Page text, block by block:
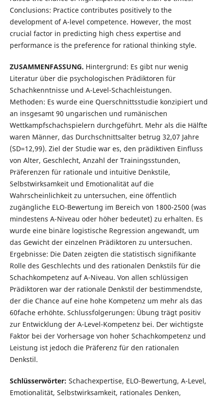
Conclusions: Practice contributes positively to the
development of A-level competence. However, the most
crucial factor in predicting high chess expertise and
performance is the preference for rational thinking style.
ZUSAMMENFASSUNG. Hintergrund: Es gibt nur wenig
Literatur über die psychologischen Prädiktoren für
Schachkenntnisse und A-Level-Schachleistungen.
Methoden: Es wurde eine Querschnittsstudie konzipiert und
an insgesamt 90 ungarischen und rumänischen
Wettkampfschachspielern durchgeführt. Mehr als die Hälfte
waren Männer, das Durchschnittsalter betrug 32,07 Jahre
(SD=12,99). Ziel der Studie war es, den prädiktiven Einfluss
von Alter, Geschlecht, Anzahl der Trainingsstunden,
Präferenzen für rationale und intuitive Denkstile,
Selbstwirksamkeit und Emotionalität auf die
Wahrscheinlichkeit zu untersuchen, eine öffentlich
zugängliche ELO-Bewertung im Bereich von 1800-2500 (was
mindestens A-Niveau oder höher bedeutet) zu erhalten. Es
wurde eine binäre logistische Regression angewandt, um
das Gewicht der einzelnen Prädiktoren zu untersuchen.
Ergebnisse: Die Daten zeigten die statistisch signifikante
Rolle des Geschlechts und des rationalen Denkstils für die
Schachkompetenz auf A-Niveau. Von allen schlüssigen
Prädiktoren war der rationale Denkstil der bestimmendste,
der die Chance auf eine hohe Kompetenz um mehr als das
60fache erhöhte. Schlussfolgerungen: Übung trägt positiv
zur Entwicklung der A-Level-Kompetenz bei. Der wichtigste
Faktor bei der Vorhersage von hoher Schachkompetenz und
Leistung ist jedoch die Präferenz für den rationalen
Denkstil.
Schlüsserwörter: Schachexpertise, ELO-Bewertung, A-Level,
Emotionalität, Selbstwirksamkeit, rationales Denken,